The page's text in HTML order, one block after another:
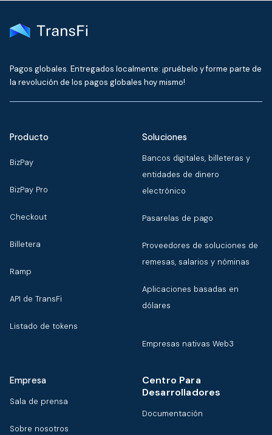
Pagos globales. Entregados localmente: ¡pruébelo y forme parte de
la revolución de los pagos globales hoy mismo!
Producto
BizPay
BizPay Pro
Checkout
Billetera
Ramp
API de TransFi
Listado de tokens
Soluciones
Bancos digitales, billeteras y
entidades de dinero
electrónico
Pasarelas de pago
Proveedores de soluciones de
remesas, salarios y nóminas
Aplicaciones basadas en
dólares
Empresas nativas Web3
Empresa
Sala de prensa
Sobre nosotros
Centro Para
Desarrolladores
Documentación